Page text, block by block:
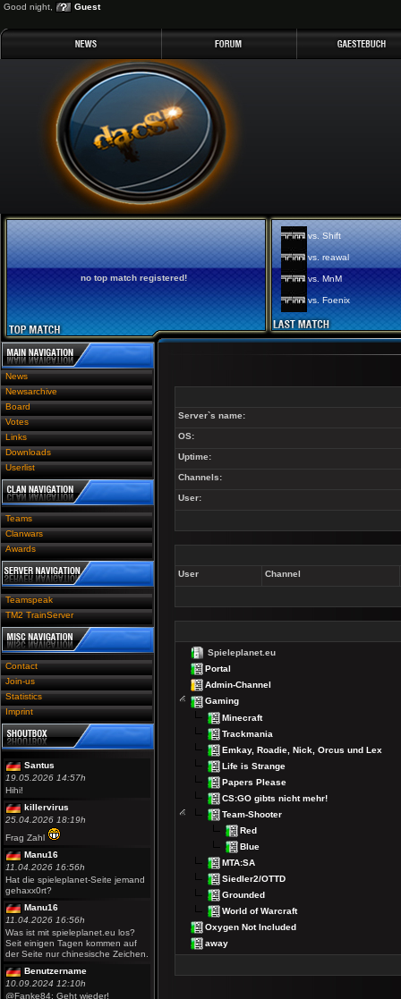
Good night, Guest
no top match registered!
vs. Shift
vs. reawal
vs. MnM
vs. Foenix
News
Newsarchive
Board
Votes
Links
Downloads
Userlist
Teams
Clanwars
Awards
Teamspeak
TM2 TrainServer
Contact
Join-us
Statistics
Imprint
Santus
19.05.2026 14:57h
Hihi!
killervirus
25.04.2026 18:19h
Frag Zahl
Manu16
11.04.2026 16:56h
Hat die spieleplanet-Seite jemand
gehaxx0rt?
Manu16
11.04.2026 16:56h
Was ist mit spieleplanet.eu los?
Seit einigen Tagen kommen auf
der Seite nur chinesische Zeichen.
Benutzername
10.09.2024 12:10h
@Fanke84: Geht wieder!
Server`s name:
OS:
Uptime:
Channels:
User:
User Channel
Spieleplanet.eu
Portal
Admin-Channel
Gaming
Minecraft
Trackmania
Emkay, Roadie, Nick, Orcus und Lex
Life is Strange
Papers Please
CS:GO gibts nicht mehr!
Team-Shooter
Red
Blue
MTA:SA
Siedler2/OTTD
Grounded
World of Warcraft
Oxygen Not Included
away